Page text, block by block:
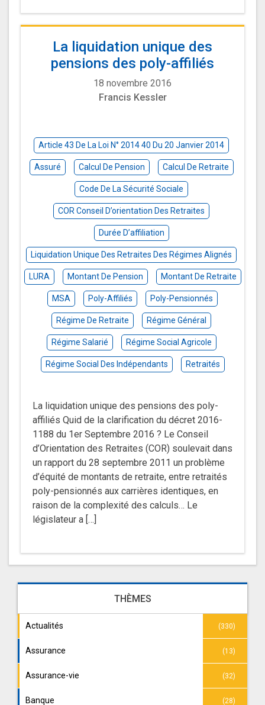
La liquidation unique des
pensions des poly-affiliés
18 novembre 2016
Francis Kessler
Article 43 De La Loi N° 2014 40 Du 20 Janvier 2014
Assuré Calcul De Pension Calcul De Retraite
Code De La Sécurité Sociale
COR Conseil D’orientation Des Retraites
Durée D’affiliation
Liquidation Unique Des Retraites Des Régimes Alignés
LURA Montant De Pension Montant De Retraite
MSA Poly-Affiliés Poly-Pensionnés
Régime De Retraite Régime Général
Régime Salarié Régime Social Agricole
Régime Social Des Indépendants Retraités
La liquidation unique des pensions des poly-
affiliés Quid de la clarification du décret 2016-
1188 du 1er Septembre 2016 ? Le Conseil
d’Orientation des Retraites (COR) soulevait dans
un rapport du 28 septembre 2011 un problème
d’équité de montants de retraite, entre retraités
poly-pensionnés aux carrières identiques, en
raison de la complexité des calculs… Le
législateur a […]
THÈMES
Actualités (330)
Assurance (13)
Assurance-vie (32)
Banque (28)